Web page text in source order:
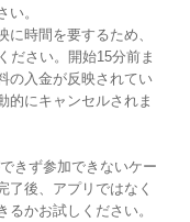
。
に時間を要するため、
ださい。開始15分前ま
の入金が反映されてい
的にキャンセルされま
きず参加できないケー
了後、アプリではなく
るかお試しください。